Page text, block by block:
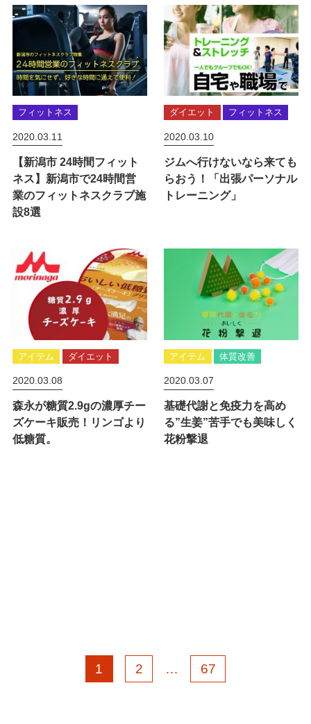
フィットネス
2020.03.11
【新潟市 24時間フィット
ネス】新潟市で24時間営
業のフィットネスクラブ施
設8選
ダイエット フィットネス
2020.03.10
ジムへ行けないなら来ても
らおう！「出張パーソナル
トレーニング」
アイテム ダイエット
2020.03.08
森永が糖質2.9gの濃厚チー
ズケーキ販売！リンゴより
低糖質。
アイテム 体質改善
2020.03.07
基礎代謝と免疫力を高め
る”生姜”苦手でも美味しく
花粉撃退
1 2 … 67